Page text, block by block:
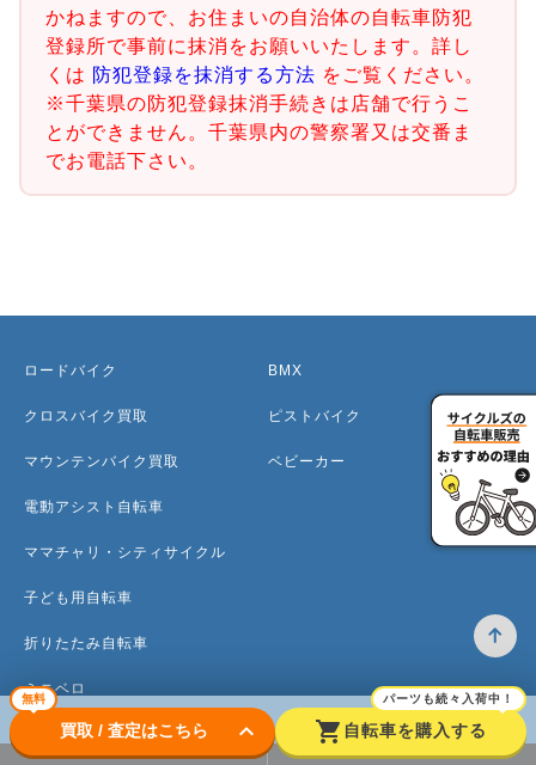
かねますので、お住まいの自治体の自転車防犯
登録所で事前に抹消をお願いいたします。詳し
くは 防犯登録を抹消する方法 をご覧ください。
※千葉県の防犯登録抹消手続きは店舗で行うこ
とができません。千葉県内の警察署又は交番ま
でお電話下さい。
無料
買取 / 査定はこちら keyboard_arrow_down shopping_cart
パーツも続々入荷中！
自転車を購入する
ロードバイク
クロスバイク買取
マウンテンバイク買取
電動アシスト自転車
ママチャリ・シティサイクル
子ども用自転車
折りたたみ自転車
ミニベロ
BMX
ピストバイク
ベビーカー